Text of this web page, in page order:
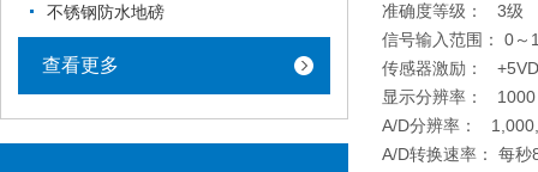
不锈钢防水地磅
查看更多
准确度等级： 3级
信号输入范围： 0～
传感器激励：
显示分辨率： 1000
A/D分辨率：
A/D转换速率： 每秒